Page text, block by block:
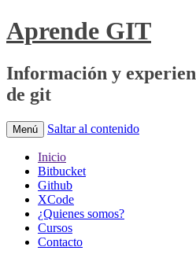
Aprende GIT
Información y
de git
Menú Saltar al contenido
Inicio
Bitbucket
Github
XCode
¿Quienes somos?
Cursos
Contacto